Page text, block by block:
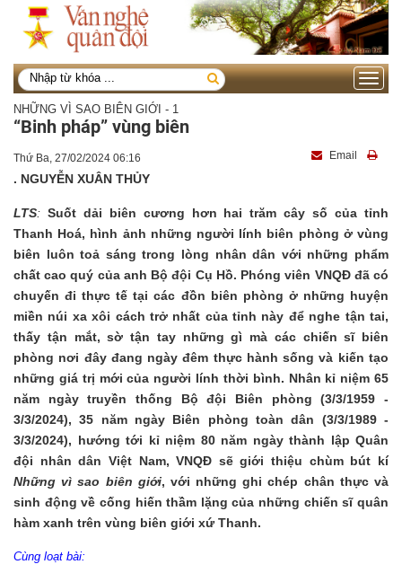
Toggle
NHỮNG VÌ SAO BIÊN GIỚI - 1
“Binh pháp” vùng biên
Thứ Ba, 27/02/2024 06:16 Email
. NGUYỄN XUÂN THỦY
LTS: Suốt dải biên cương hơn hai trăm cây số của tỉnh
Thanh Hoá, hình ảnh những người lính biên phòng ở vùng
biên luôn toả sáng trong lòng nhân dân với những phẩm
chất cao quý của anh Bộ đội Cụ Hồ. Phóng viên VNQĐ đã có
chuyến đi thực tế tại các đồn biên phòng ở những huyện
miền núi xa xôi cách trở nhất của tỉnh này để nghe tận tai,
thấy tận mắt, sờ tận tay những gì mà các chiến sĩ biên
phòng nơi đây đang ngày đêm thực hành sống và kiến tạo
những giá trị mới của người lính thời bình. Nhân kỉ niệm 65
năm ngày truyền thống Bộ đội Biên phòng (3/3/1959 -
3/3/2024), 35 năm ngày Biên phòng toàn dân (3/3/1989 -
3/3/2024), hướng tới kỉ niệm 80 năm ngày thành lập Quân
đội nhân dân Việt Nam, VNQĐ sẽ giới thiệu chùm bút kí
Những vì sao biên giới, với những ghi chép chân thực và
sinh động về cống hiến thầm lặng của những chiến sĩ quân
hàm xanh trên vùng biên giới xứ Thanh.
Cùng loạt bài: